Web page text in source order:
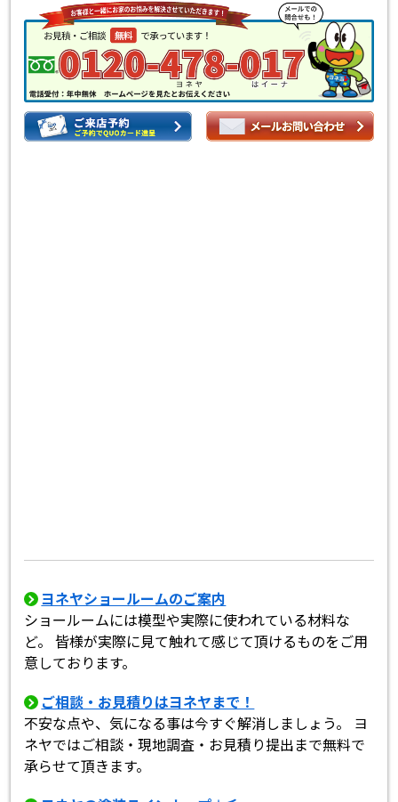
ヨネヤショールームのご案内
ショールームには模型や実際に使われている材料な
ど。 皆様が実際に見て触れて感じて頂けるものをご用
意しております。
ご相談・お見積りはヨネヤまで！
不安な点や、気になる事は今すぐ解消しましょう。 ヨ
ネヤではご相談・現地調査・お見積り提出まで無料で
承らせて頂きます。